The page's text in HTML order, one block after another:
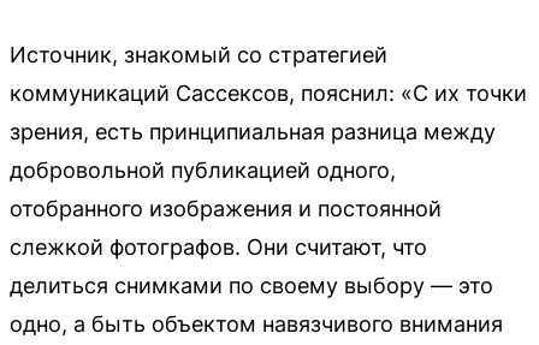
Источник, знакомый со стратегией
коммуникаций Сассексов, пояснил: «С их точки
зрения, есть принципиальная разница между
добровольной публикацией одного,
отобранного изображения и постоянной
слежкой фотографов. Они считают, что
делиться снимками по своему выбору — это
одно, а быть объектом навязчивого внимания